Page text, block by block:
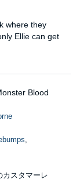
where they
Ellie can get
Blood
,
カスタマーレ